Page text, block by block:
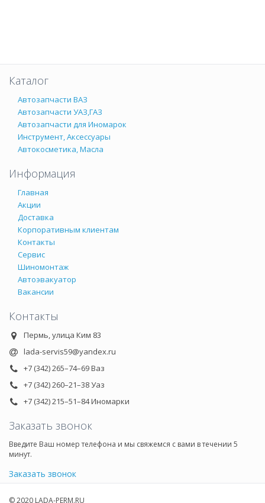
Каталог
Автозапчасти ВАЗ
Автозапчасти УАЗ,ГАЗ
Автозапчасти для Иномарок
Инструмент, Аксессуары
Автокосметика, Масла
Информация
Главная
Акции
Доставка
Корпоративным клиентам
Контакты
Сервис
Шиномонтаж
Автоэвакуатор
Вакансии
Контакты
Пермь, улица Ким 83
lada-servis59@yandex.ru
+7 (342) 265–74–69 Ваз
+7 (342) 260–21–38 Уаз
+7 (342) 215–51–84 Иномарки
Заказать звонок
Введите Ваш номер телефона и мы свяжемся с вами в течении 5
минут.
Заказать звонок
© 2020 LADA-PERM.RU